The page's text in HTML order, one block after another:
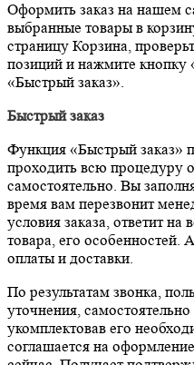
Оформить заказ на нашем
выбранные товары в
страницу Корзина,
позиций и нажмите кнопку
«Быстрый заказ».
Быстрый заказ
Функция «Быстрый заказ»
проходить всю процедуру
самостоятельно. Вы
время вам перезвонит
условия заказа, ответит
товара, его особенностей.
оплаты и доставки.
По результатам звонка,
уточнения,
укомплектовав его
соглашается на